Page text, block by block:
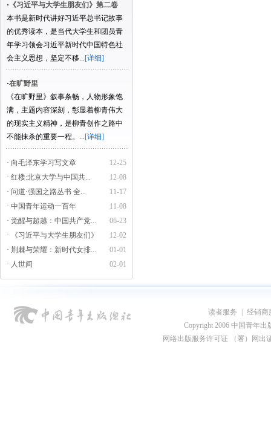
· 《习近平与大学生朋友们》第二卷
本书是新时代讲好习近平总书记故事
的优秀读本，是当代大学生和团员青
年学习领会习近平新时代中国特色社
会主义思想，坚定不移...[详细]
·在旷野里
《在旷野里》叙事条畅，人物形象饱
满，主题内容深刻，彰显着柳青伟大
的现实主义精神，是柳青创作之路中
不能抹杀的重要一程。...[详细]
12-25
· 向毛泽东学习写文章
12-08
· 红楼:北京大学与中国共...
11-17
· 问道·强国之路丛书 全...
11-08
· 中国青年运动一百年
06-23
· 觉醒与超越：中国共产党...
12-02
· 《习近平与大学生朋友们》
01-01
· 荆棘与荣耀：新时代女排...
02-01
· 人世间
读者服务
经销商
Copyright 2006 中国青年出
网络出版服务许可证 （署）网出